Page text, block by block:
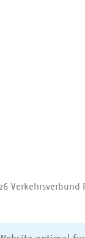
Verkehrsverbund